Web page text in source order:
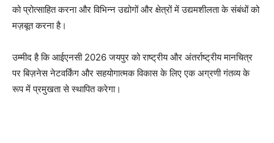
को प्रोत्साहित करना और विभिन्न उद्योगों और क्षेत्रों में उद्यमशीलता के संबंधों को
मज़बूत करना है।
उम्मीद है कि आईएनसी 2026 जयपुर को राष्ट्रीय और अंतर्राष्ट्रीय मानचित्र
पर बिज़नेस नेटवर्किंग और सहयोगात्मक विकास के लिए एक अग्रणी गंतव्य के
रूप में प्रमुखता से स्थापित करेगा।